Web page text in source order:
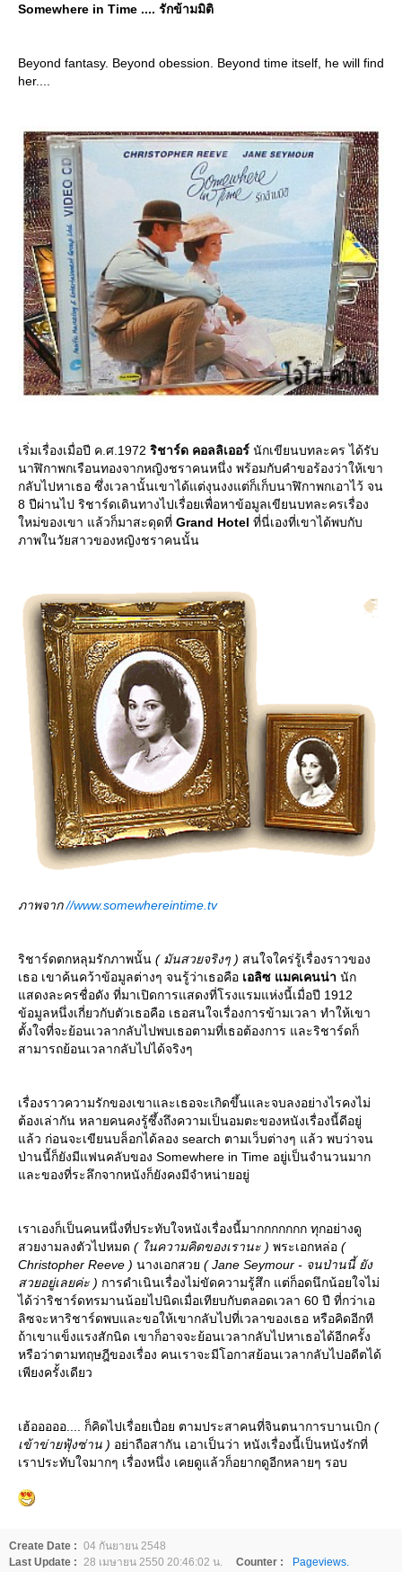
Somewhere in Time .... รักข้ามมิติ
Beyond fantasy. Beyond obession. Beyond time itself, he will find
her....
เริ่มเรื่องเมื่อปี ค.ศ.1972 ริชาร์ด คอลลิเออร์ นักเขียนบทละคร ได้รับ
นาฬิกาพกเรือนทองจากหญิงชราคนหนึ่ง พร้อมกับคำขอร้องว่าให้เขา
กลับไปหาเธอ ซึ่งเวลานั้นเขาได้แต่งุนงงแต่ก็เก็บนาฬิกาพกเอาไว้ จน
8 ปีผ่านไป ริชาร์ดเดินทางไปเรื่อยเพื่อหาข้อมูลเขียนบทละครเรื่อง
หม่ของเขา แล้วก็มาสะดุดที่ Grand Hotel ที่นี่เองที่เขาได้พบกับ
ภาพในวัยสาวของหญิงชราคนนั้น
ภาพจาก//www.somewhereintime.tv
ริชาร์ดตกหลุมรักภาพนั้น ( มันสวยจริงๆ ) สนใจใคร่รู้เรื่องราวของ
เธอ เขาค้นคว้าข้อมูลต่างๆ จนรู้ว่าเธอคือ เอลิซ แมคเคนน่า นัก
สดงละครชื่อดัง ที่มาเปิดการแสดงที่โรงแรมแห่งนี้เมื่อปี 1912
ข้อมูลหนึ่งเกี่ยวกับตัวเธอคือ เธอสนใจเรื่องการข้ามเวลา ทำให้เขา
ตั้งใจที่จะย้อนเวลากลับไปพบเธอตามที่เธอต้องการ และริชาร์ดก็
สามารถย้อนเวลากลับไปได้จริงๆ
เรื่องราวความรักของเขาและเธอจะเกิดขึ้นและจบลงอย่างไรคงไม่
ต้องเล่ากัน หลายคนคงรู้ซึ้งถึงความเป็นอมตะของหนังเรื่องนี้ดีอยู่
ล้ว ก่อนจะเขียนบล็อกได้ลอง search ตามเว็บต่างๆ แล้ว พบว่าจน
ป่านนี้ก็ยังมีแฟนคลับของ Somewhere in Time อยู่เป็นจำนวนมาก
ละของที่ระลึกจากหนังก็ยังคงมีจำหน่ายอยู่
เราเองก็เป็นคนหนึ่งที่ประทับใจหนังเรื่องนี้มากกกกกกก ทุกอย่างดู
สวยงามลงตัวไปหมด ( ในความคิดของเรานะ ) พระเอกหล่อ (
Christopher Reeve ) นางเอกสว ( Jane Seymour - จนป่านนี้ ยัง
สวยอยู่เลยค่ะ ) การดำเนินเรื่องไม่ขัดความรู้สึก แต่ก็อดนึกน้อยใจไม่
ได้ว่าริชาร์ดทรมานน้อยไปนิดเมื่อเทียบกับตลอดเวลา 60 ปี ที่กว่าเอ
ลิซจะหาริชาร์ดพบและขอให้เขากลับไปที่เวลาของเธอ หรือคิดอีกที
ถ้าเขาแข็งแรงสักนิด เขาก็อาจจะย้อนเวลากลับไปหาเธอได้อีกครั้ง
หรือว่าตามทฤษฎีของเรื่อง คนเราจะมีโอกาสย้อนเวลากลับไปอดีตได้
เพียงครั้งเดียว
เฮ้อออออ.... ก็คิดไปเรื่อยเปื่อย ตามประสาคนที่จินตนาการบานเบิก (
เข้าข่ายฟุ้งซ่าน ) อย่าถือสากัน เอาเป็นว่า หนังเรื่องนี้เป็นหนังรักที่
เราประทับใจมากๆ เรื่องหนึ่ง เคยดูแล้วก็อยากดูอีกหลายๆ รอบ
Create Date : 04 กันยายน 2548
Last Update :
28 เมษายน 2550 20:46:02 น. Counter :
Pageviews.